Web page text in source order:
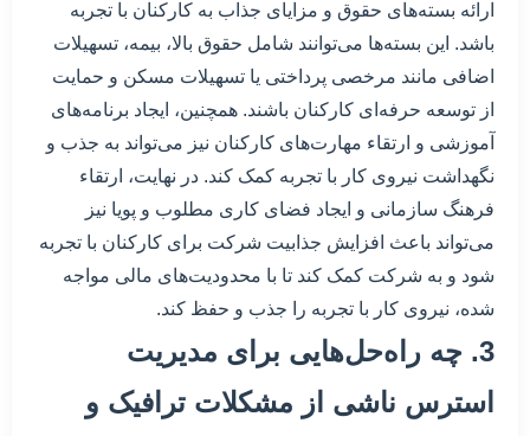
ارائه بسته‌های حقوق و مزایای جذاب به کارکنان با تجربه
باشد. این بسته‌ها می‌توانند شامل حقوق بالا، بیمه، تسهیلات
اضافی مانند مرخصی پرداختی یا تسهیلات مسکن و حمایت
از توسعه حرفه‌ای کارکنان باشند. همچنین، ایجاد برنامه‌های
آموزشی و ارتقاء مهارت‌های کارکنان نیز می‌تواند به جذب و
نگهداشت نیروی کار با تجربه کمک کند. در نهایت، ارتقاء
فرهنگ سازمانی و ایجاد فضای کاری مطلوب و پویا نیز
می‌تواند باعث افزایش جذابیت شرکت برای کارکنان با تجربه
شود و به شرکت کمک کند تا با محدودیت‌های مالی مواجه
شده، نیروی کار با تجربه را جذب و حفظ کند.
3. چه راه‌حل‌هایی برای مدیریت
استرس ناشی از مشکلات ترافیک و